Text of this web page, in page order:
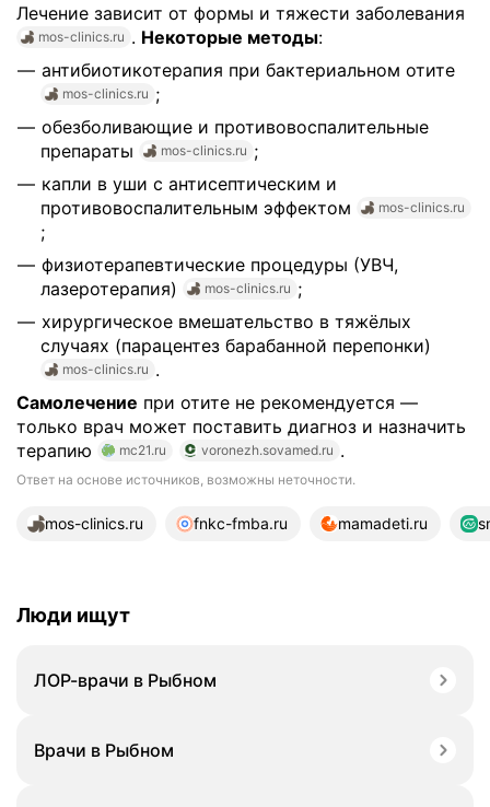
Лечение зависит от формы и тяжести заболевания
mos-clinics.ru . Некоторые методы:
антибиотикотерапия при бактериальном отите
mos-clinics.ru ;
обезболивающие и противовоспалительные
препараты
mos-clinics.ru ;
капли в уши с антисептическим и
противовоспалительным эффектом
mos-clinics.ru
;
физиотерапевтические процедуры (УВЧ,
лазеротерапия)
mos-clinics.ru ;
хирургическое вмешательство в тяжёлых
случаях (парацентез барабанной перепонки)
mos-clinics.ru .
Самолечение при отите не рекомендуется —
только врач может поставить диагноз и назначить
терапию
mc21.ru voronezh.sovamed.ru .
Ответ на основе источников, возможны неточности.
20 источников
mos-clinics.ru fnkc-fmba.ru mamadeti.ru
Люди ищут
ЛОР-врачи в Рыбном
Врачи в Рыбном